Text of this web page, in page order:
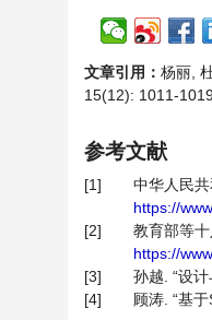
文章引用： 杨丽,
15(12): 1011-
参考文献
[1]
中华人民
https://
[2]
教育部等
https://
[3]
孙越. “设
[4]
顾涛. “基